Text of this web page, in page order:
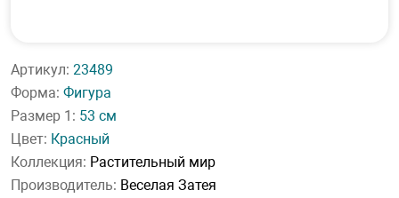
Артикул: 23489
Форма: Фигура
Размер 1: 53 см
Цвет: Красный
Коллекция: Растительный мир
Производитель: Веселая Затея